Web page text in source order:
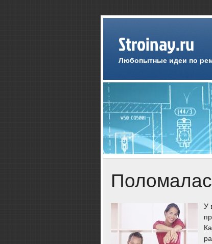
Stroinay.ru
Любопытные идеи по
У